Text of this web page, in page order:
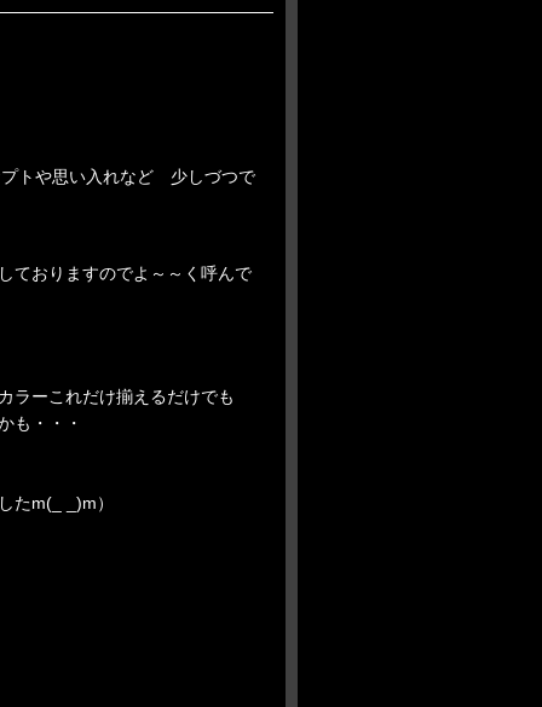
トや思い入れなど 少しづつで
ておりますのでよ～～く呼んで
ラーこれだけ揃えるだけでも
も・・・
たm(_ _)m）